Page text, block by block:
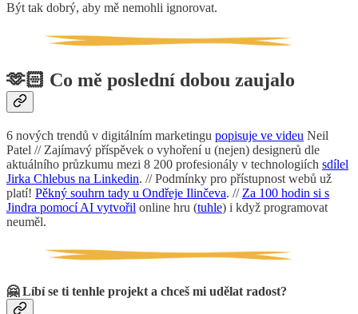
Být tak dobrý, aby mě nemohli ignorovat.
🫶🏻 Co mě poslední dobou zaujalo
6 nových trendů v digitálním marketingu popisuje ve videu Neil
Patel // Zajímavý příspěvek o vyhoření u (nejen) designerů dle
aktuálního průzkumu mezi 8 200 profesionály v technologiích sdílel
Jirka Chlebus na Linkedin. // Podmínky pro přístupnost webů už
platí! Pěkný souhrn tady u Ondřeje Ilinčeva. // Za 100 hodin si s
Jindra pomocí AI vytvořil online hru (tuhle) i když programovat
neuměl.
🤗 Líbí se ti tenhle projekt a chceš mi udělat radost?